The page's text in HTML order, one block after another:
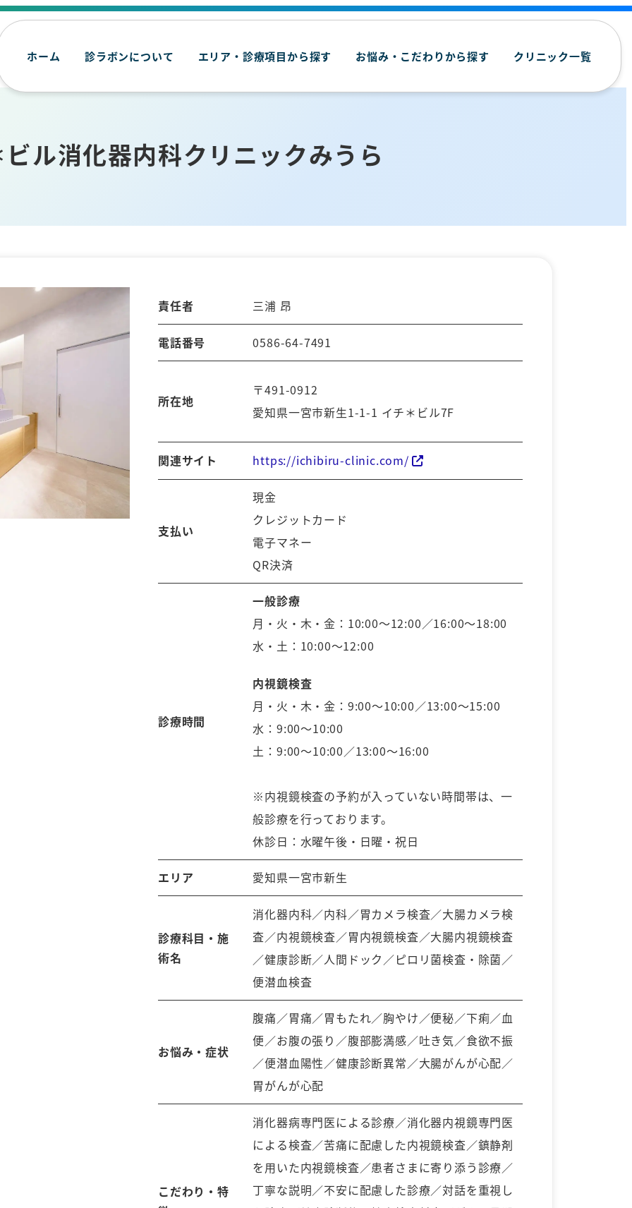
ホーム 診ラボンについて エリア・診療項目から探す お悩み・こだわりから探す クリニック一覧
ル消化器内科クリニックみうら
責任者 三浦 昂
電話番号 0586-64-7491
所在地
〒491-0912
愛知県一宮市新生1-1-1 イチ＊ビル7F
関連サイト https://ichibiru-clinic.com/
支払い
現金
クレジットカード
電子マネー
QR決済
診療時間
一般診療
月・火・木・金：10:00～12:00／16:00～18:00
水・土：10:00～12:00
内視鏡検査
月・火・木・金：9:00～10:00／13:00～15:00
水：9:00～10:00
土：9:00～10:00／13:00～16:00
※内視鏡検査の予約が入っていない時間帯は、一
般診療を行っております。
休診日：水曜午後・日曜・祝日
エリア 愛知県一宮市新生
診療科目・施
術名
消化器内科／内科／胃カメラ検査／大腸カメラ検
査／内視鏡検査／胃内視鏡検査／大腸内視鏡検査
／健康診断／人間ドック／ピロリ菌検査・除菌／
便潜血検査
お悩み・症状
腹痛／胃痛／胃もたれ／胸やけ／便秘／下痢／血
便／お腹の張り／腹部膨満感／吐き気／食欲不振
／便潜血陽性／健康診断異常／大腸がんが心配／
胃がんが心配
こだわり・特
消化器病専門医による診療／消化器内視鏡専門医
による検査／苦痛に配慮した内視鏡検査／鎮静剤
を用いた内視鏡検査／患者さまに寄り添う診療／
丁寧な説明／不安に配慮した診療／対話を重視し